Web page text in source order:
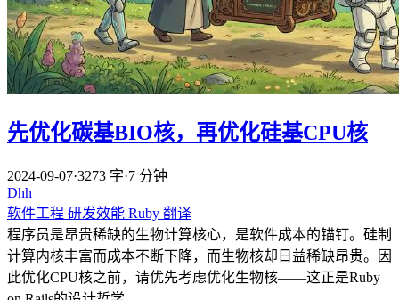
先优化碳基BIO核，再优化硅基CPU核
2024-09-07·3273 字·7 分钟
Dhh
软件工程 研发效能 Ruby 翻译
程序员是昂贵稀缺的生物计算核心，是软件成本的锚钉。硅制
计算内核丰富而成本不断下降，而生物核却日益稀缺昂贵。因
此优化CPU核之前，请优先考虑优化生物核——这正是Ruby